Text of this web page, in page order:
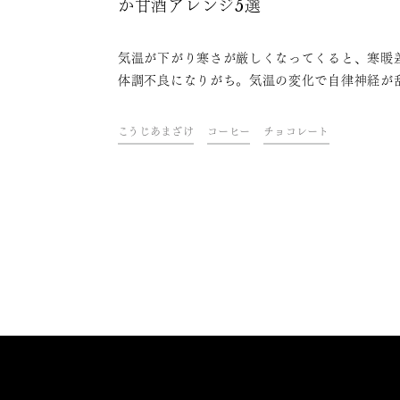
か甘酒アレンジ5選
気温が下がり寒さが厳しくなってくると、寒暖
体調不良になりがち。気温の変化で自律神経が
す。そんな冬バテ防止にぴったりなのが、飲む点
ともいわれる麹甘酒（こうじあまざけ）です。麹
こうじあまざけ コーヒー チョコレート